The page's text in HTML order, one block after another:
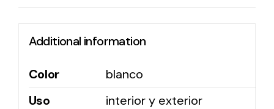
de necesidades.
Additional information
Color
blanco
Uso
interior y exterior